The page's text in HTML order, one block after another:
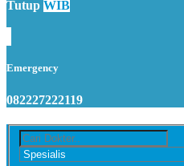
Tutup WIB
Emergency
082227222119